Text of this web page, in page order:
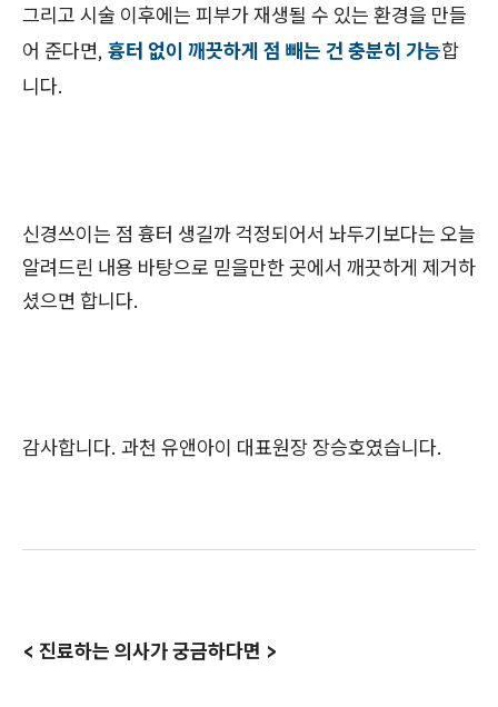
그리고 시술 이후에는 피부가 재생될 수 있는 환경을 만들
어 준다면, 흉터 없이 깨끗하게 점 빼는 건 충분히 가능합
니다.
신경쓰이는 점 흉터 생길까 걱정되어서 놔두기보다는 오늘
알려드린 내용 바탕으로 믿을만한 곳에서 깨끗하게 제거하
셨으면 합니다.
감사합니다. 과천 유앤아이 대표원장 장승호였습니다.
< 진료하는 의사가 궁금하다면 >